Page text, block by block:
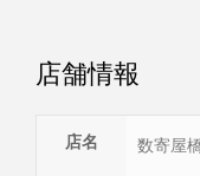
店舗情報
店名 数寄屋